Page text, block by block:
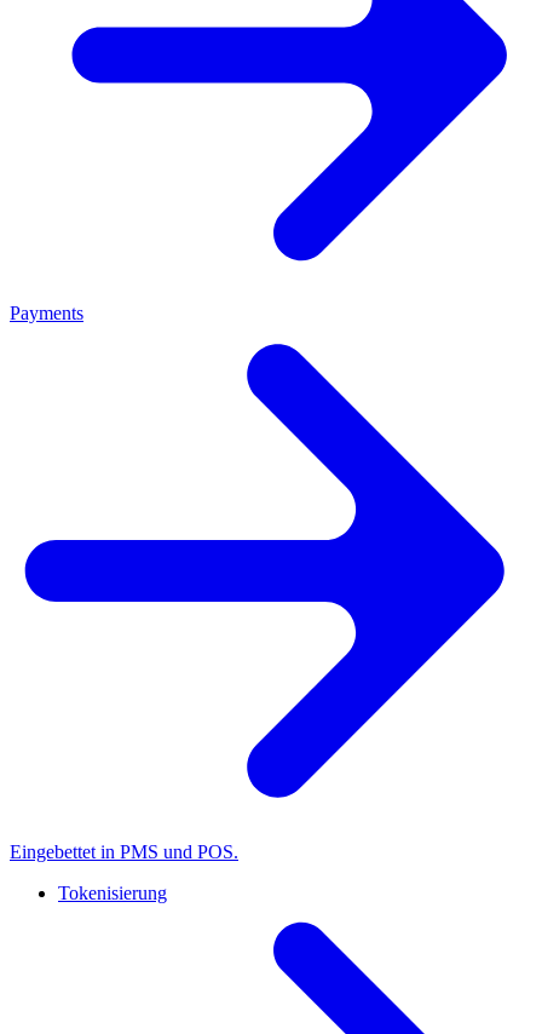
Payments
Eingebettet in PMS und POS.
Tokenisierung